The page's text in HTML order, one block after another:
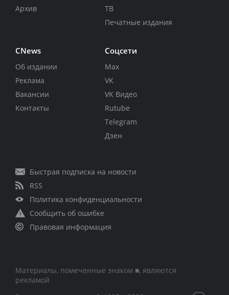
Архив
ТВ
Печатные издания
CNews
Об издании
Реклама
Вакансии
Контакты
Соцсети
Max
VK
VK Видео
Rutube
Telegram
Дзен
Быстрая подписка на новости
RSS
Политика конфиденциальности
Сообщить об ошибке
Правовая информация
Материалы, помеченные знаком ■, являются
рекламой